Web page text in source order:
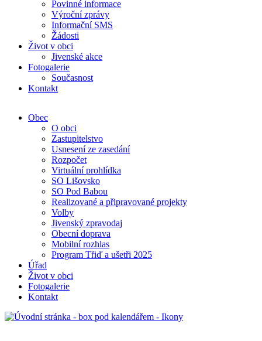
Povinné informace
Výroční zprávy
Informační SMS
Žádosti
Život v obci
Jivenské akce
Fotogalerie
Současnost
Kontakt
Obec
O obci
Zastupitelstvo
Usnesení ze zasedání
Rozpočet
Virtuální prohlídka
SO Lišovsko
SO Pod Babou
Realizované a připravované projekty
Volby
Jivenský zpravodaj
Obecní doprava
Mobilní rozhlas
Program Třiď a ušetři 2025
Úřad
Život v obci
Fotogalerie
Kontakt